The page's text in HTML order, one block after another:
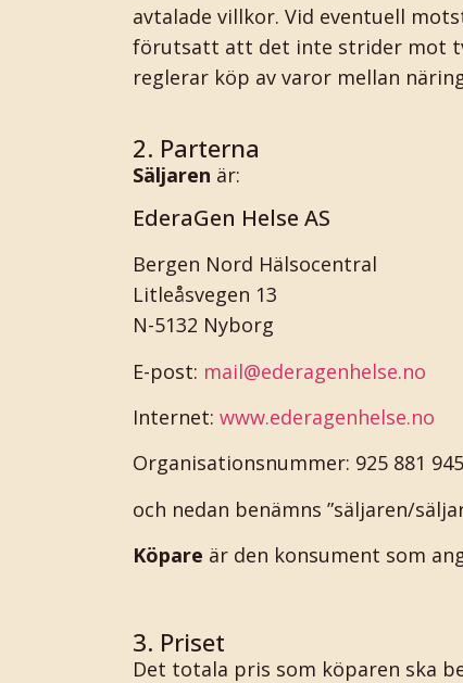
avtalade villkor. Vid eventuell
förutsatt att det inte strider mot
reglerar köp av varor mellan
2. Parterna
Säljaren är:
EderaGen Helse AS
Bergen Nord Hälsocentral
Litleåsvegen 13
N-5132 Nyborg
E-post: mail@ederagenhelse.no
Internet: www.ederagenhelse.no
Organisationsnummer: 925 881
och nedan benämns ”säljaren/
Köpare är den konsument som
3. Priset
Det totala pris som köparen ska